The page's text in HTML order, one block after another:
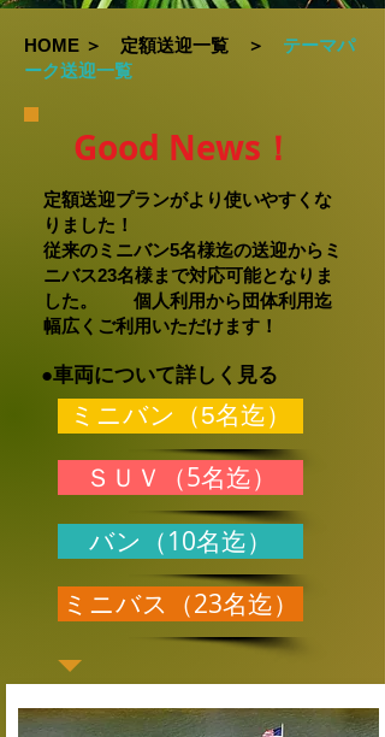
HOME ＞ 定額送迎一覧 ＞ テーマパ
ーク送迎一覧
Good News！
定額送迎プランがより使いやすくな
りました！
従来のミニバン5名様迄の送迎からミ
ニバス23名様まで対応可能となりま
した。 個人利用から団体利用迄
幅広くご利用いただけます！
●車両について詳しく見る
ミニバン（5名迄）
ＳＵＶ（5名迄）
バン（10名迄）
ミニバス（23名迄）